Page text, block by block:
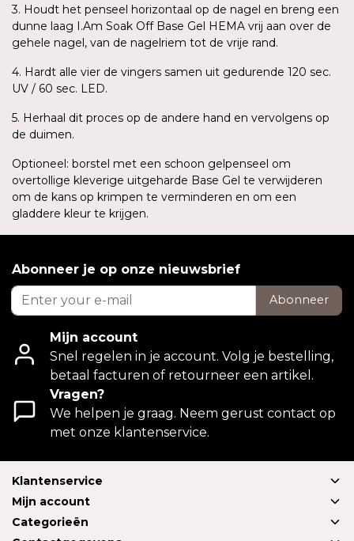
3. Houdt het penseel horizontaal op de nagel en breng een
dunne laag I.Am Soak Off Base Gel HEMA vrij aan over de
gehele nagel, van de nagelriem tot de vrije rand.
4. Hardt alle vier de vingers samen uit gedurende 120 sec.
UV / 60 sec. LED.
5. Herhaal dit proces op de andere hand en vervolgens op
de duimen.
Optioneel: borstel met een schoon gelpenseel om
overtollige kleverige uitgeharde Base Gel te verwijderen
om de kans op krimpen te verminderen en om een
gladdere kleur te krijgen.
Abonneer je op onze nieuwsbrief
Abonneer
Mijn account
Snel regelen in je account. Volg je bestelling,
betaal facturen of retourneer een artikel.
Vragen?
We helpen je graag. Neem gerust contact op
met onze klantenservice.
Klantenservice
Mijn account
Categorieën